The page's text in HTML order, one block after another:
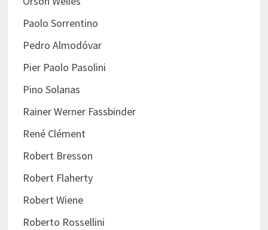
Paolo Sorrentino
Pedro Almodóvar
Pier Paolo Pasolini
Pino Solanas
Rainer Werner Fassbinder
René Clément
Robert Bresson
Robert Flaherty
Robert Wiene
Roberto Rossellini